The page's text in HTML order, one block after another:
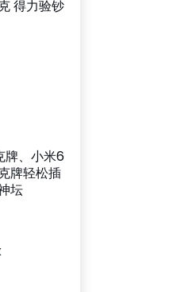
得力验钞
牌、小米6
牌轻松插
坛